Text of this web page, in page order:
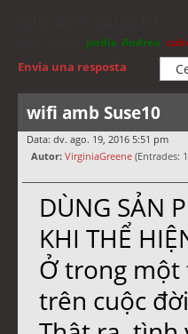
jordis Andreu
Envia una resposta
wifi amb Suse10
Data: dv. ago. 19, 2016 5:51 pm
Autor: VirginiaGreene (Entrades:
DÙNG SẢN
KHI THỂ
Ở trong một
trên cuộc